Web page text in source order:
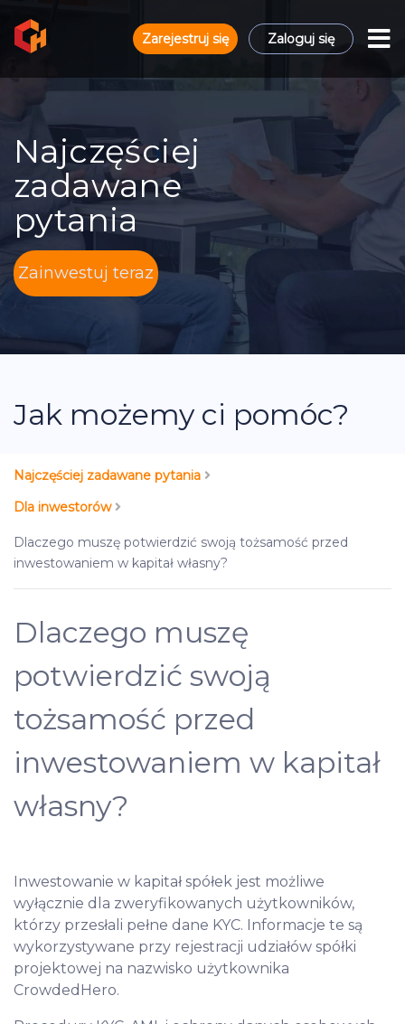
Zarejestruj się Zaloguj się
Najczęściej
zadawane
pytania
Zainwestuj teraz
Jak możemy ci pomóc?
Najczęściej zadawane pytania
Dla inwestorów
Dlaczego muszę potwierdzić swoją tożsamość przed
inwestowaniem w kapitał własny?
Dlaczego muszę
potwierdzić swoją
tożsamość przed
inwestowaniem w kapitał
własny?
Inwestowanie w kapitał spółek jest możliwe
wyłącznie dla zweryfikowanych użytkowników,
którzy przesłali pełne dane KYC. Informacje te są
wykorzystywane przy rejestracji udziałów spółki
projektowej na nazwisko użytkownika
CrowdedHero.